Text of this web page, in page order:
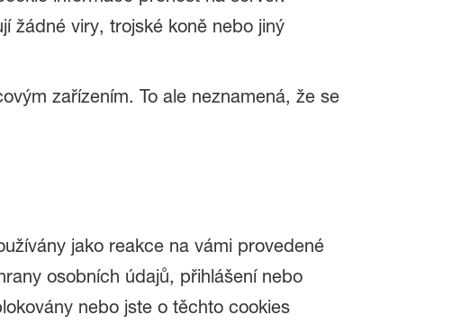
žádné viry, trojské koně nebo jiný
zařízením. To ale neznamená, že se
jako reakce na vámi provedené
osobních údajů, přihlášení nebo
nebo jste o těchto cookies